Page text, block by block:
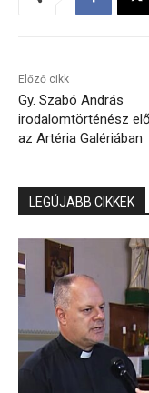
Előző cikk
Gy. Szabó András
irodalomtörténész
az Artéria Galériában
LEGÚJABB CIKKEK